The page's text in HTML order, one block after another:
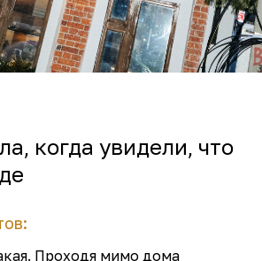
когда увидели, что
Проходя мимо дома